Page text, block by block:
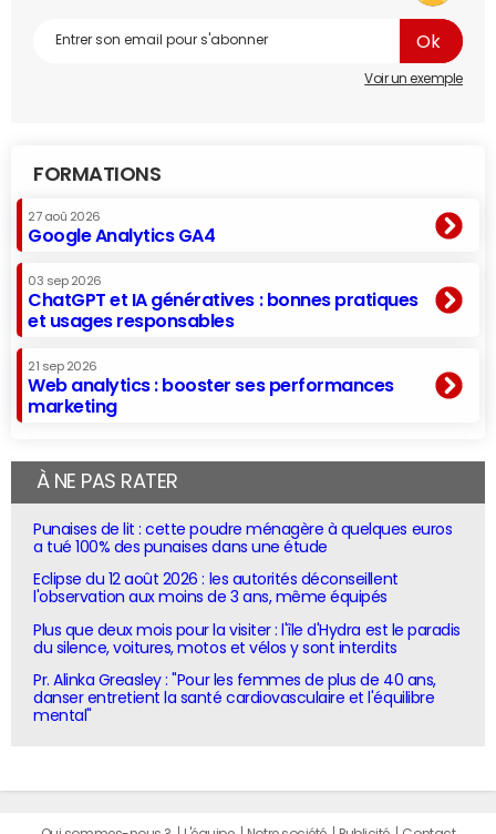
Voir un exemple
FORMATIONS
27 aoû 2026
Google Analytics GA4
03 sep 2026
ChatGPT et IA génératives : bonnes pratiques
et usages responsables
21 sep 2026
Web analytics : booster ses performances
marketing
À NE PAS RATER
Punaises de lit : cette poudre ménagère à quelques euros
a tué 100% des punaises dans une étude
Eclipse du 12 août 2026 : les autorités déconseillent
l'observation aux moins de 3 ans, même équipés
Plus que deux mois pour la visiter : l'île d'Hydra est le paradis
du silence, voitures, motos et vélos y sont interdits
Pr. Alinka Greasley : "Pour les femmes de plus de 40 ans,
danser entretient la santé cardiovasculaire et l'équilibre
mental"